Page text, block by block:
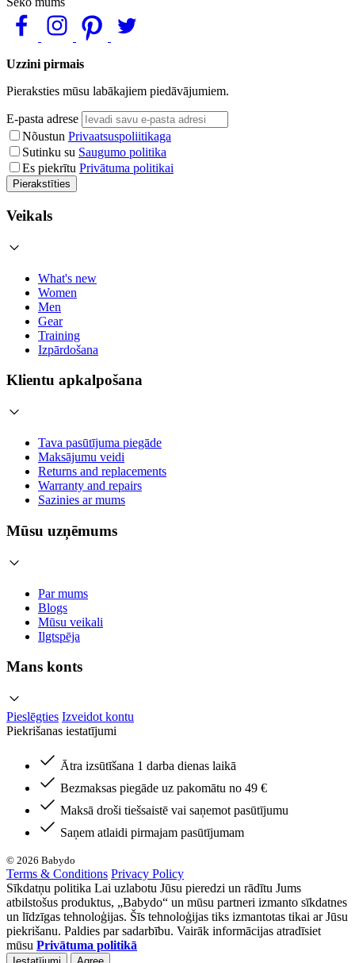
Uzzini pirmais
Pieraksties mūsu labākajiem piedāvājumiem.
E-pasta adrese
Nõustun Privaatsuspoliitikaga
Sutinku su Saugumo politika
Es piekrītu Privātuma politikai
Pierakstīties
Veikals
What's new
Women
Men
Gear
Training
Izpārdošana
Klientu apkalpošana
Tava pasūtījuma piegāde
Maksājumu veidi
Returns and replacements
Warranty and repairs
Sazinies ar mums
Mūsu uzņēmums
Par mums
Blogs
Mūsu veikali
Ilgtspēja
Mans konts
Pieslēgties Izveidot kontu
Piekrišanas iestatījumi
Ātra izsūtīšana 1 darba dienas laikā
Bezmaksas piegāde uz pakomātu no 49 €
Maksā droši tiešsaistē vai saņemot pasūtījumu
Saņem atlaidi pirmajam pasūtījumam
© 2026 Babydo
Terms & Conditions Privacy Policy
Sīkdatņu politika Lai uzlabotu Jūsu pieredzi un rādītu Jums
atbilstošus produktus, „Babydo“ un mūsu partneri izmanto sīkdatnes
un līdzīgas tehnoloģijas. Šīs tehnoloģijas tiks izmantotas tikai ar Jūsu
piekrišanu. Paldies par sadarbību. Vairāk informācijas atradīsiet
mūsu Privātuma politikā